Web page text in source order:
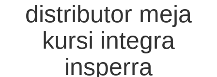
distributor meja
kursi integra
insperra